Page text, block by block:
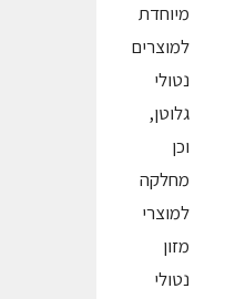
מיוחדת
למוצרים
נטולי
גלוטן,
וכן
מחלקה
למוצרי
מזון
נטולי